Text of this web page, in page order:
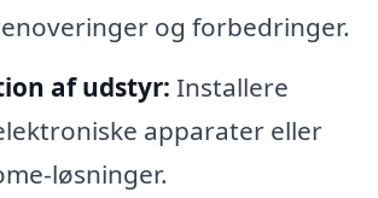
og forbedringer.
af udstyr: Installere
apparater eller
løsninger.